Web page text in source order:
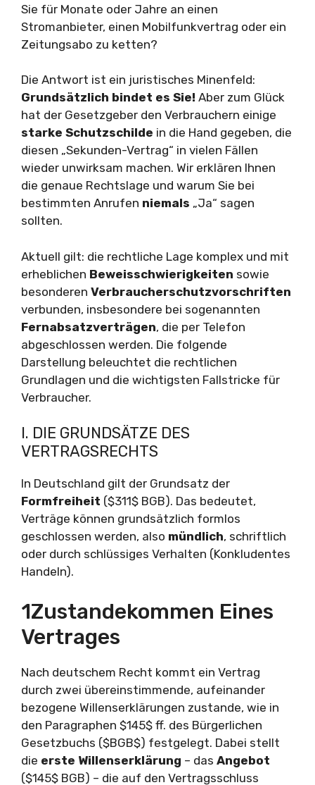
Sie für Monate oder Jahre an einen
Stromanbieter, einen Mobilfunkvertrag oder ein
Zeitungsabo zu ketten?
Die Antwort ist ein juristisches Minenfeld:
Grundsätzlich bindet es Sie! Aber zum Glück
hat der Gesetzgeber den Verbrauchern einige
starke Schutzschilde in die Hand gegeben, die
diesen „Sekunden-Vertrag“ in vielen Fällen
wieder unwirksam machen. Wir erklären Ihnen
die genaue Rechtslage und warum Sie bei
bestimmten Anrufen niemals „Ja“ sagen
sollten.
Aktuell gilt: die rechtliche Lage komplex und mit
erheblichen Beweisschwierigkeiten sowie
besonderen Verbraucherschutzvorschriften
verbunden, insbesondere bei sogenannten
Fernabsatzverträgen, die per Telefon
abgeschlossen werden. Die folgende
Darstellung beleuchtet die rechtlichen
Grundlagen und die wichtigsten Fallstricke für
Verbraucher.
I. DIE GRUNDSÄTZE DES
VERTRAGSRECHTS
In Deutschland gilt der Grundsatz der
Formfreiheit ($311$ BGB). Das bedeutet,
Verträge können grundsätzlich formlos
geschlossen werden, also mündlich, schriftlich
oder durch schlüssiges Verhalten (Konkludentes
Handeln).
1Zustandekommen Eines
Vertrages
Nach deutschem Recht kommt ein Vertrag
durch zwei übereinstimmende, aufeinander
bezogene Willenserklärungen zustande, wie in
den Paragraphen $145$ ff. des Bürgerlichen
Gesetzbuchs ($BGB$) festgelegt. Dabei stellt
die erste Willenserklärung – das Angebot
($145$ BGB) – die auf den Vertragsschluss